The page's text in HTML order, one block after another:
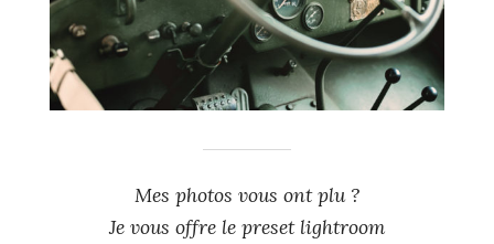
Mes photos vous ont plu ?
Je vous offre le preset lightroom